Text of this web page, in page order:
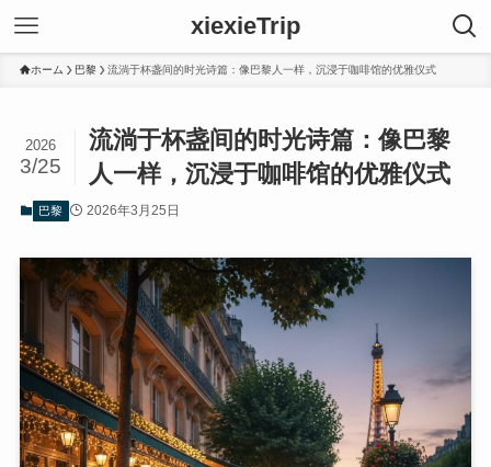
xiexieTrip
ホーム 巴黎 流淌于杯盏间的时光诗篇：像巴黎人一样，沉浸于咖啡馆的优雅仪式
流淌于杯盏间的时光诗篇：像巴黎
人一样，沉浸于咖啡馆的优雅仪式
2026
3/25
巴黎 2026年3月25日